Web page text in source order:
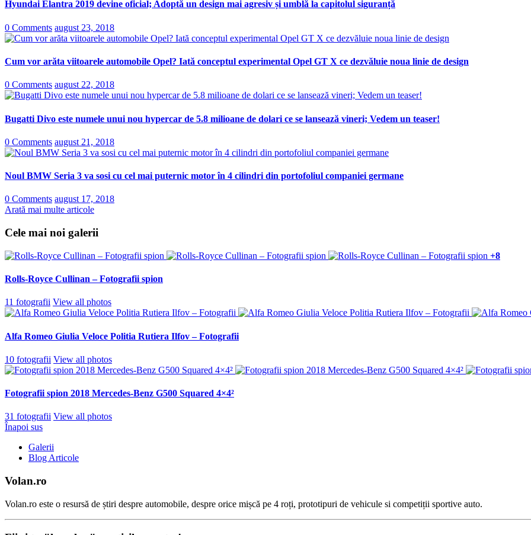
Hyundai Elantra 2019 devine oficial; Adoptă un design mai agresiv și umblă la capitolul siguranță
0 Comments august 23, 2018
Cum vor arăta viitoarele automobile Opel? Iată conceptul experimental Opel GT X ce dezvăluie noua linie de design
0 Comments august 22, 2018
Bugatti Divo este numele unui nou hypercar de 5.8 milioane de dolari ce se lansează vineri; Vedem un teaser!
0 Comments august 21, 2018
Noul BMW Seria 3 va sosi cu cel mai puternic motor în 4 cilindri din portofoliul companiei germane
0 Comments august 17, 2018
Arată mai multe articole
Cele mai noi galerii
+8
Rolls-Royce Cullinan – Fotografii spion
11 fotografii View all photos
Alfa Romeo Giulia Veloce Politia Rutiera Ilfov – Fotografii
10 fotografii View all photos
Fotografii spion 2018 Mercedes-Benz G500 Squared 4×4²
31 fotografii View all photos
Înapoi sus
Galerii
Blog Articole
Volan.ro
Volan.ro este o resursă de știri despre automobile, despre orice mișcă pe 4 roți, prototipuri de vehicule si competiții sportive auto.